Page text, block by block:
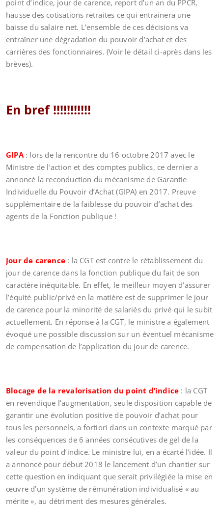
point d’indice, jour de carence, report d’un an du PPCR,
hausse des cotisations retraites ce qui entrainera une
baisse du salaire net. L’ensemble de ces décisions va
entraîner une dégradation du pouvoir d’achat et des
carrières des fonctionnaires. (Voir le détail ci-après dans les
brèves).
En bref !!!!!!!!!!!
GIPA: lors de la rencontre du 16 octobre 2017 avec le
Ministre de l’action et des comptes publics, ce dernier a
annoncé la reconduction du mécanisme de Garantie
Individuelle du Pouvoir d’Achat (GIPA) en 2017. Preuve
supplémentaire de la faiblesse du pouvoir d’achat des
agents de la Fonction publique !
Jour de carence : la CGT est contre le rétablissement du
jour de carence dans la fonction publique du fait de son
caractère inéquitable. En effet, le meilleur moyen d’assurer
l’équité public/privé en la matière est de supprimer le jour
de carence pour la minorité de salariés du privé qui le subit
actuellement. En réponse à la CGT, le ministre a également
évoqué une possible discussion sur un éventuel mécanisme
de compensation de l’application du jour de carence.
Blocage de la revalorisation du point d’indice : la CGT
en revendique l’augmentation, seule disposition capable de
garantir une évolution positive de pouvoir d’achat pour
tous les personnels, a fortiori dans un contexte marqué par
les conséquences de 6 années consécutives de gel de la
valeur du point d’indice. Le ministre lui, en a écarté l’idée. Il
a annoncé pour début 2018 le lancement d’un chantier sur
cette question en indiquant que serait privilégiée la mise en
œuvre d’un système de rémunération individualisé « au
mérite », au détriment des mesures générales.